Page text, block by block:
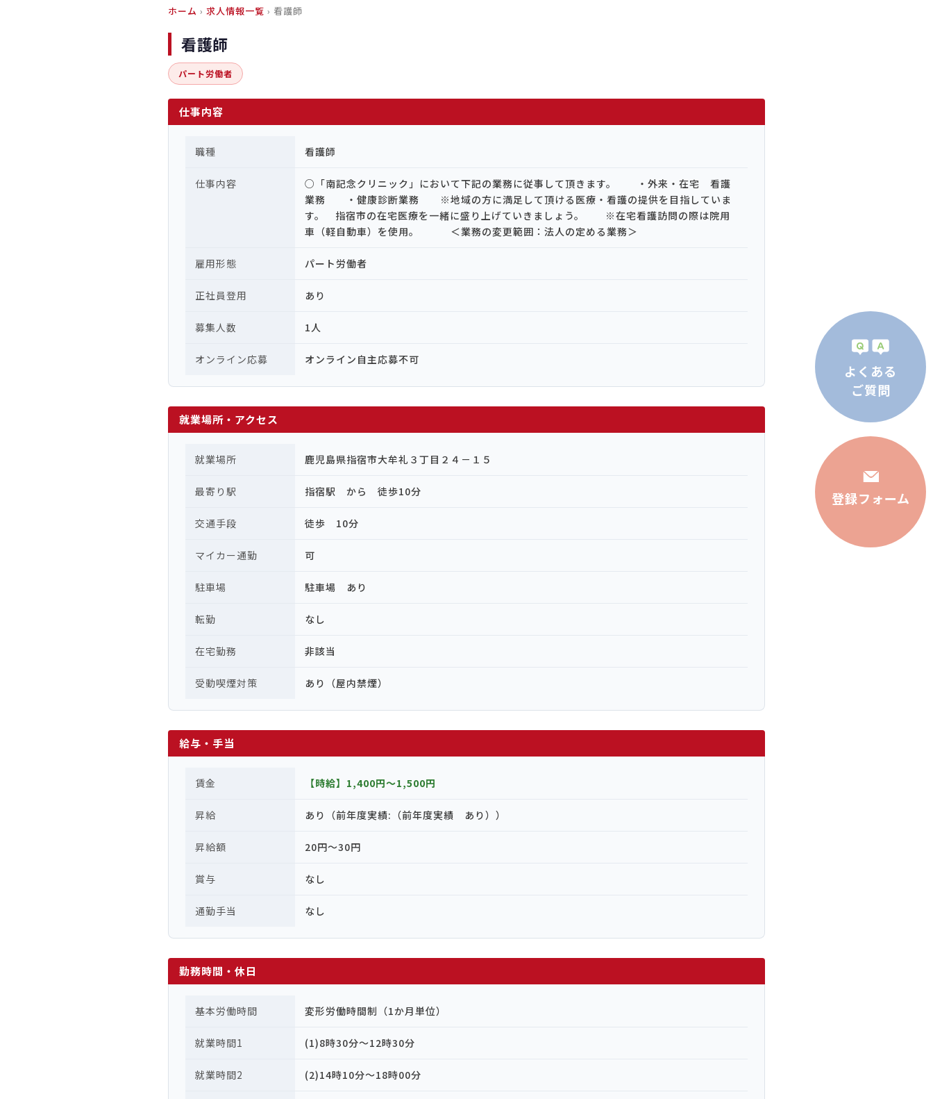
ホーム › 求人情報一覧 › 看護師
看護師
パート労働者
仕事内容
職種 看護師
仕事内容
○「南記念クリニック」において下記の業務に従事して頂きます。 ・外来・在宅 看護
業務 ・健康診断業務 ※地域の方に満足して頂ける医療・看護の提供を目指していま
す。 指宿市の在宅医療を一緒に盛り上げていきましょう。 ※在宅看護訪問の際は院用
車（軽自動車）を使用。 ＜業務の変更範囲：法人の定める業務＞
雇用形態 パート労働者
正社員登用 あり
募集人数 1人
オンライン応募 オンライン自主応募不可
就業場所・アクセス
就業場所 鹿児島県指宿市大牟礼３丁目２４－１５
最寄り駅 指宿駅 から 徒歩10分
交通手段 徒歩 10分
マイカー通勤 可
駐車場 駐車場 あり
転勤 なし
在宅勤務 非該当
受動喫煙対策 あり（屋内禁煙）
給与・手当
賃金 【時給】1,400円〜1,500円
昇給 あり（前年度実績:（前年度実績 あり））
昇給額 20円〜30円
賞与 なし
通勤手当 なし
勤務時間・休日
基本労働時間 変形労働時間制（1か月単位）
就業時間1 (1)8時30分～12時30分
就業時間2 (2)14時10分～18時00分
よくある
ご質問
登録フォーム